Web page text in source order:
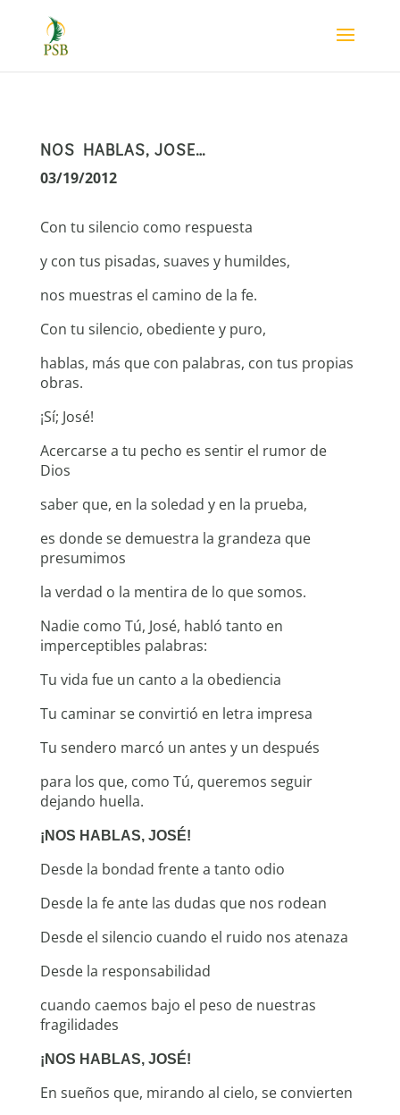
NOS HABLAS, JOSE…
03/19/2012
Con tu silencio como respuesta
y con tus pisadas, suaves y humildes,
nos muestras el camino de la fe.
Con tu silencio, obediente y puro,
hablas, más que con palabras, con tus propias
obras.
¡Sí; José!
Acercarse a tu pecho es sentir el rumor de
Dios
saber que, en la soledad y en la prueba,
es donde se demuestra la grandeza que
presumimos
la verdad o la mentira de lo que somos.
Nadie como Tú, José, habló tanto en
imperceptibles palabras:
Tu vida fue un canto a la obediencia
Tu caminar se convirtió en letra impresa
Tu sendero marcó un antes y un después
para los que, como Tú, queremos seguir
dejando huella.
¡NOS HABLAS, JOSÉ!
Desde la bondad frente a tanto odio
Desde la fe ante las dudas que nos rodean
Desde el silencio cuando el ruido nos atenaza
Desde la responsabilidad
cuando caemos bajo el peso de nuestras
fragilidades
¡NOS HABLAS, JOSÉ!
En sueños que, mirando al cielo, se convierten